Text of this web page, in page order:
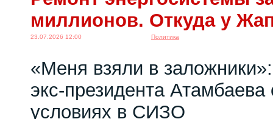
миллионов. Откуда у
23.07.2026 12:00 Политика
«Меня взяли в
экс‑президента
условиях в СИЗО